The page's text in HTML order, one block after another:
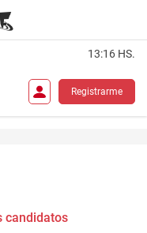
13:16 HS.
Registrarme
candidatos